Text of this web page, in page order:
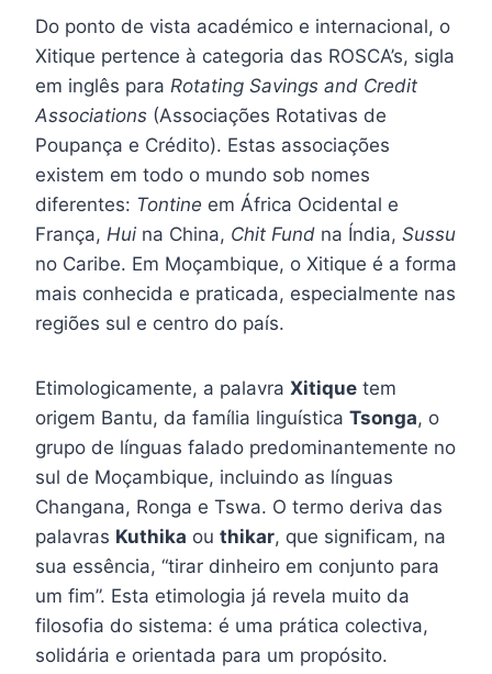
Do ponto de vista académico e internacional, o
Xitique pertence à categoria das ROSCA’s, sigla
em inglês para Rotating Savings and Credit
Associations (Associações Rotativas de
Poupança e Crédito). Estas associações
existem em todo o mundo sob nomes
diferentes: Tontine em África Ocidental e
França, Hui na China, Chit Fund na Índia, Sussu
no Caribe. Em Moçambique, o Xitique é a forma
mais conhecida e praticada, especialmente nas
regiões sul e centro do país.
Etimologicamente, a palavra Xitique tem
origem Bantu, da família linguística Tsonga, o
grupo de línguas falado predominantemente no
sul de Moçambique, incluindo as línguas
Changana, Ronga e Tswa. O termo deriva das
palavras Kuthika ou thikar, que significam, na
sua essência, “tirar dinheiro em conjunto para
um fim”. Esta etimologia já revela muito da
filosofia do sistema: é uma prática colectiva,
solidária e orientada para um propósito.